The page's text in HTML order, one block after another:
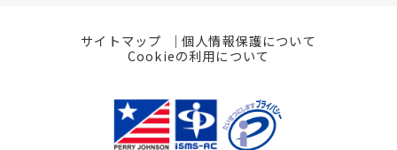
サイトマップ
個人情報保護について
Cookieの利用について